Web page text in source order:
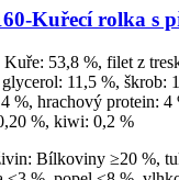
Kuřecí rolka s
Kuře: 53,8 %, filet z
11,5 %, škrob:
%, hrachový protein: 4
%, kiwi: 0,2 %
Bílkoviny ≥20 %,